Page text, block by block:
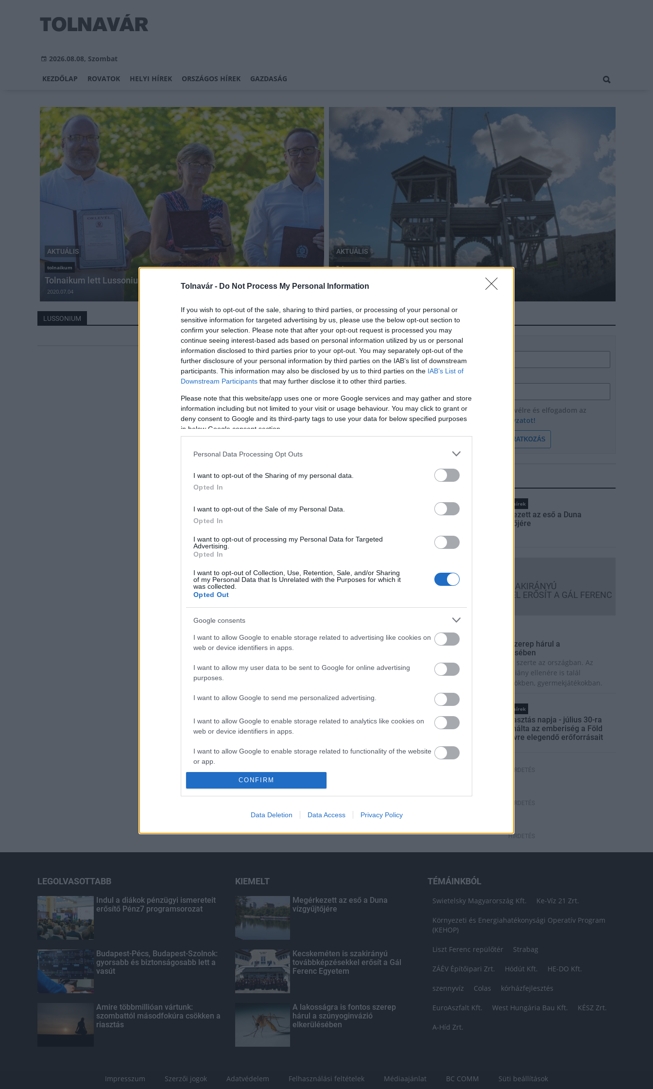
Tolnavár - Do Not Process My Personal Information
If you wish to opt-out of the sale, sharing to third parties, or processing of your personal or
sensitive information for targeted advertising by us, please use the below opt-out section to
confirm your selection. Please note that after your opt-out request is processed you may
continue seeing interest-based ads based on personal information utilized by us or personal
information disclosed to third parties prior to your opt-out. You may separately opt-out of the
further disclosure of your personal information by third parties on the IAB’s list of downstream
participants. This information may also be disclosed by us to third parties on the IAB’s List of
Downstream Participants that may further disclose it to other third parties.
Please note that this website/app uses one or more Google services and may gather and store
information including but not limited to your visit or usage behaviour. You may click to grant or
deny consent to Google and its third-party tags to use your data for below specified purposes
in below Google consent section.
Personal Data Processing Opt Outs
I want to opt-out of the Sharing of my personal data.
Opted In
I want to opt-out of the Sale of my Personal Data.
Opted In
I want to opt-out of processing my Personal Data for Targeted
Advertising.
Opted In
I want to opt-out of Collection, Use, Retention, Sale, and/or Sharing
of my Personal Data that Is Unrelated with the Purposes for which it
was collected.
Opted Out
Google consents
I want to allow Google to enable storage related to advertising like cookies on
web or device identifiers in apps.
I want to allow my user data to be sent to Google for online advertising
purposes.
I want to allow Google to send me personalized advertising.
I want to allow Google to enable storage related to analytics like cookies on
web or device identifiers in apps.
I want to allow Google to enable storage related to functionality of the website
or app.
I want to allow Google to enable storage related to personalization.
authentication functionality and fraud prevention, and other user protection.
CONFIRM
Data Deletion Data Access Privacy Policy
2026.08.08, Szombat
KEZDŐLAP ROVATOK HELYI HÍREK ORSZÁGOS HÍREK GAZDASÁG
AKTUÁLIS
tolnaikum
Tolnaikum lett Lussonium
2020.07.04
AKTUÁLIS
Tolna megye
Pályázati támogatás Lussonium fejlesztésére
LUSSONIUM HÍRLEVÉL
Név
Feliratkozom a hírlevélre és elfogadom az
adatvédelmi szabályzatot!
FELIRATKOZÁS
LEGFRISSEBB
Országos hírek
Megérkezett az eső a Duna
vízgyűjtőjére
Országos hírek
KECSKEMÉTEN IS SZAKIRÁNYÚ
TOVÁBBKÉPZÉSEKKEL ERŐSÍT A GÁL FERENC
A lakosságra is fontos szerep hárul a
szúnyoginvázió elkerülésében
Folytatódik a szúnyogírtás szerte az országban. Az
ázsiai tigrisszúnyog a vízhiány ellenére is talál
szaporodási helyet a vödrökben, gyermekjátékokban.
Országos hírek
Túlfogyasztás napja - július 30-ra
felhasználta az emberiség a Föld
egész évre elegendő erőforrásait
HIRDETÉS
HIRDETÉS
HIRDETÉS
LEGOLVASOTTABB
Indul a diákok pénzügyi ismereteit
erősítő Pénz7 programsorozat
Budapest-Pécs, Budapest-Szolnok:
gyorsabb és biztonságosabb lett a
vasút
Amire többmillióan vártunk:
szombattól másodfokúra csökken a
riasztás
KIEMELT
Megérkezett az eső a Duna
vízgyűjtőjére
Kecskeméten is szakirányú
továbbképzésekkel erősít a Gál
Ferenc Egyetem
A lakosságra is fontos szerep
hárul a szúnyoginvázió
elkerülésében
TÉMÁINKBÓL
Swietelsky Magyarország Kft. Ke-Víz 21 Zrt.
Környezeti és Energiahatékonysági Operatív Program
(KEHOP)
Liszt Ferenc repülőtér Strabag
ZÁÉV Építőipari Zrt. Hódút Kft. HE-DO Kft.
szennyvíz Colas kórházfejlesztés
EuroAszfalt Kft. West Hungária Bau Kft. KÉSZ Zrt.
A-Híd Zrt.
Impresszum Szerzői jogok Adatvédelem Felhasználási feltételek Médiaajánlat BC COMM Süti beállítások